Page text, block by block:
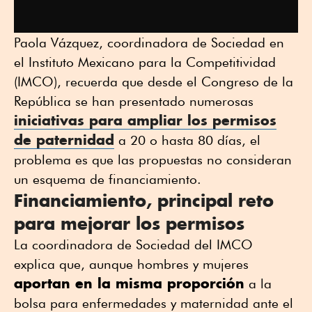
Paola Vázquez, coordinadora de Sociedad en
el Instituto Mexicano para la Competitividad
(IMCO), recuerda que desde el Congreso de la
República se han presentado numerosas
iniciativas para ampliar los permisos
de paternidad a 20 o hasta 80 días, el
problema es que las propuestas no consideran
un esquema de financiamiento.
Financiamiento, principal reto
para mejorar los permisos
La coordinadora de Sociedad del IMCO
explica que, aunque hombres y mujeres
aportan en la misma proporción a la
bolsa para enfermedades y maternidad ante el